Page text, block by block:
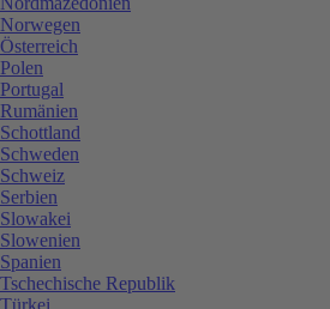
Norwegen
Österreich
Polen
Portugal
Rumänien
Schottland
Schweden
Schweiz
Serbien
Slowakei
Slowenien
Spanien
Tschechische Republik
Türkei